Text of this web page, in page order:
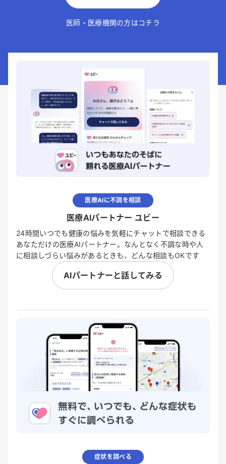
医師・医療機関の方はコチラ
医療AIに不調を相談
医療AIパートナー ユビー
24時間いつでも健康の悩みを気軽にチャットで相談できる
あなただけの医療AIパートナー。なんとなく不調な時や人
に相談しづらい悩みがあるときも、どんな相談もOKです
AIパートナーと話してみる
症状を調べる